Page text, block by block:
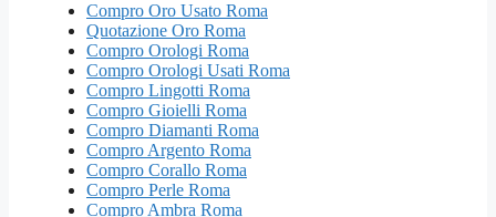
Compro Oro Usato Roma
Quotazione Oro Roma
Compro Orologi Roma
Compro Orologi Usati Roma
Compro Lingotti Roma
Compro Gioielli Roma
Compro Diamanti Roma
Compro Argento Roma
Compro Corallo Roma
Compro Perle Roma
Compro Ambra Roma